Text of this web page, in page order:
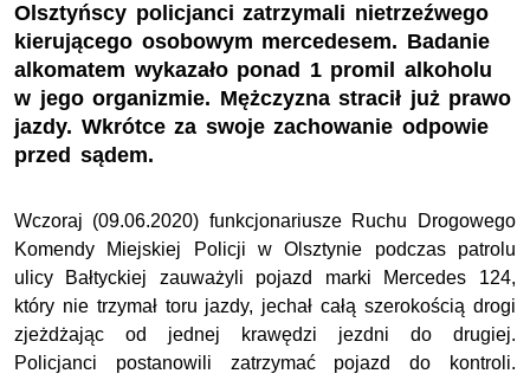
Olsztyńscy policjanci zatrzymali nietrzeźwego
kierującego osobowym mercedesem. Badanie
alkomatem wykazało ponad 1 promil alkoholu
w jego organizmie. Mężczyzna stracił już prawo
jazdy. Wkrótce za swoje zachowanie odpowie
przed sądem.
Wczoraj (09.06.2020) funkcjonariusze Ruchu Drogowego
Komendy Miejskiej Policji w Olsztynie podczas patrolu
ulicy Bałtyckiej zauważyli pojazd marki Mercedes 124,
który nie trzymał toru jazdy, jechał całą szerokością drogi
zjeżdżając od jednej krawędzi jezdni do drugiej.
Policjanci postanowili zatrzymać pojazd do kontroli.